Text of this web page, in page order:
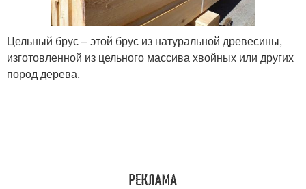
Цельный брус – этой брус из натуральной древесины,
изготовленной из цельного массива хвойных или других
пород дерева.